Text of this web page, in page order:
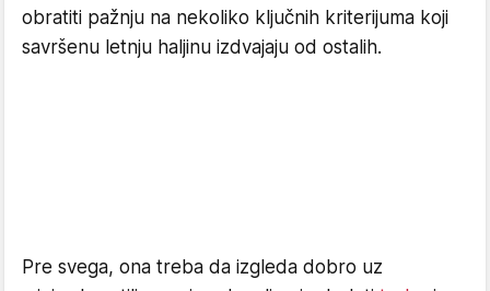
obratiti pažnju na nekoliko ključnih kriterijuma koji
savršenu letnju haljinu izdvajaju od ostalih.
Pre svega, ona treba da izgleda dobro uz